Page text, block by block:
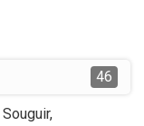
46
Souguir,